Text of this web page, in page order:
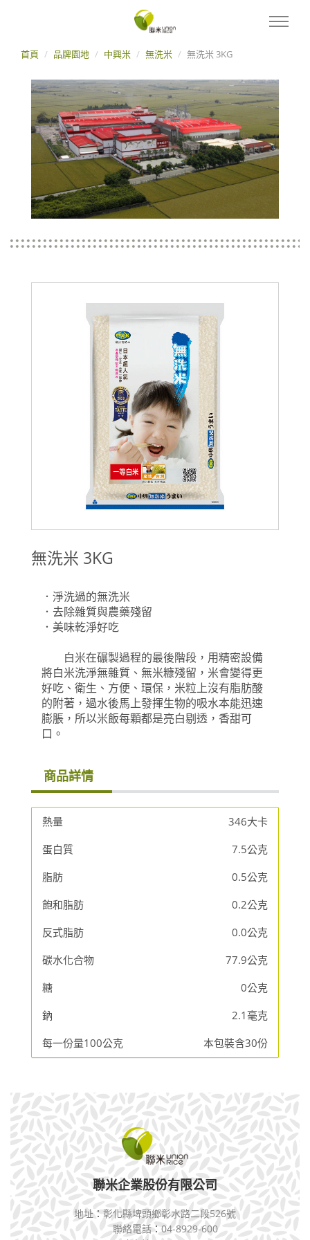
首頁 品牌園地 中興米 無洗米 無洗米 3KG
無洗米 3KG
．淨洗過的無洗米
．去除雜質與農藥殘留
．美味乾淨好吃
白米在碾製過程的最後階段，用精密設備
將白米洗淨無雜質、無米糠殘留，米會變得更
好吃、衛生、方便、環保，米粒上沒有脂肪酸
的附著，過水後馬上發揮生物的吸水本能迅速
膨脹，所以米飯每顆都是亮白剔透，香甜可
口。
商品詳情
熱量
346大卡
蛋白質
7.5公克
脂肪
0.5公克
飽和脂肪
0.2公克
反式脂肪
0.0公克
碳水化合物
77.9公克
糖
0公克
鈉
2.1毫克
每一份量100公克
本包裝含30份
聯米企業股份有限公司
地址 ： 彰化縣埤頭鄉彰水路二段526號
聯絡電話 ： 04-8929-600